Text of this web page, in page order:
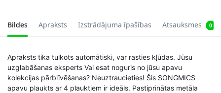
Bildes Apraksts Izstrādājuma īpašības Atsauksmes 0
Apraksts tika tulkots automātiski, var rasties kļūdas. Jūsu
uzglabāšanas eksperts Vai esat noguris no jūsu apavu
kolekcijas pārblīvēšanas? Neuztraucieties! Šis SONGMICS
apavu plaukts ar 4 plauktiem ir ideāls. Pastiprinātas metāla